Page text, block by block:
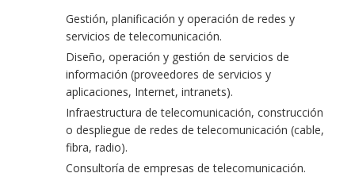
Gestión, planificación y operación de redes y
servicios de telecomunicación.
Diseño, operación y gestión de servicios de
información (proveedores de servicios y
aplicaciones, Internet, intranets).
Infraestructura de telecomunicación, construcción
o despliegue de redes de telecomunicación (cable,
fibra, radio).
Consultoría de empresas de telecomunicación.